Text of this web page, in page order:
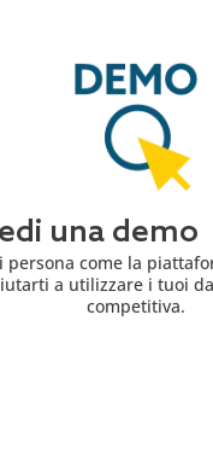
una demo
persona come la
a utilizzare i tuoi
competitiva.